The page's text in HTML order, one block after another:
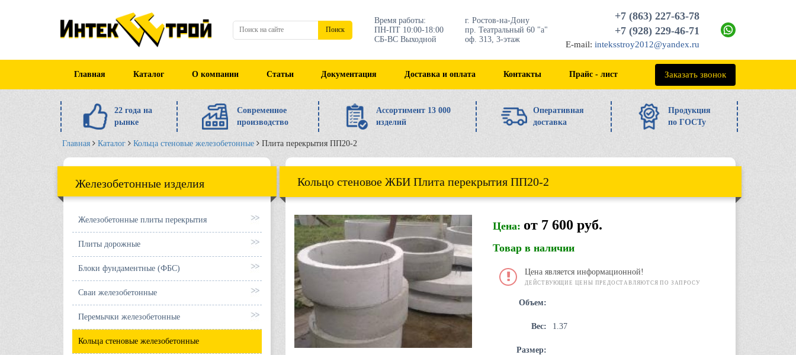
Поиск
Время работы:
ПН-ПТ 10:00-18:00
СБ-ВС Выходной
г. Ростов-на-Дону
пр. Театральный 60 "а"
оф. 313, 3-этаж
+7 (863) 227-63-78
+7 (928) 229-46-71
E-mail: inteksstroy2012@yandex.ru
Главная Каталог О компании Статьи Документация Доставка и оплата Контакты Прайс - лист +7 (863) 227-63-78
Заказать звонок
22 года на
рынке
Современное
производство
Ассортимент 13 000
изделий
Оперативная
доставка
Продукция
по ГОСТу
Главная Каталог Кольца стеновые железобетонные Плита перекрытия ПП20-2
Железобетонные изделия
Железобетонные плиты перекрытия
Плиты дорожные
Блоки фундаментные (ФБС)
Сваи железобетонные
Перемычки железобетонные
Кольца стеновые железобетонные
Кольцо стеновое ЖБИ Плита перекрытия ПП20-2
Цена: от 7 600 руб.
Товар в наличии
Цена является информационной!
ДЕЙСТВУЮЩИЕ ЦЕНЫ ПРЕДОСТАВЛЯЮТСЯ ПО ЗАПРОСУ
Объем:
Вес: 1.37
Размер: